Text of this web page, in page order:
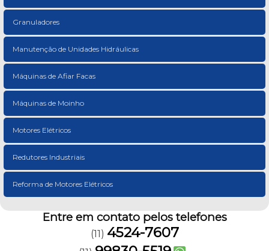
Granuladores
Manutenção de Unidades Hidráulicas
Máquinas de Afiar Facas
Máquinas de Moinho
Motores Elétricos
Redutores Industriais
Reforma de Motores Elétricos
Entre em contato pelos telefones
(11) 4524-7607